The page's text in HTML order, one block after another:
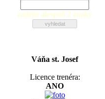
zadejte alespoň 2 znaky
Váňa st. Josef
Licence trenéra:
ANO